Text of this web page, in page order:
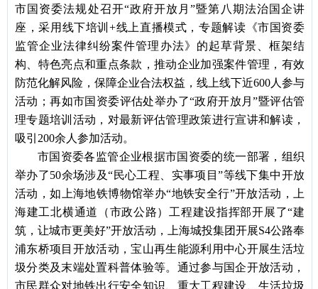
市国资委法规处召开“政府开放月”暨第八期法治国企讲
座 ，采用线下培训 +线上直播模式 ，专题解读 《市国资委
监管企业法律纠纷案件管理办法》的起草背景、框架结
构、特色亮点和重点条款 ，推动企业加强案件管理，有效
防范化解风险，保障企业合法权益 ，线上线下近600人参与
活动；再如市国资委评估处举办了“政府开放月”暨评估管
理专题培训 活动，对最新评估管理政策进行宣讲和解读，
吸引 200余 人参加活动。
市国资委各监管企业根据市国资委的统一部署，组织
举办了50余场涉及“民心工程、实事项目”等线下集中开放
活动 ，如 上海地铁博物馆举办“地铁安全行”开放活动，上
海建工北横通道（市政公路）工程建设指挥部开展了“建
筑，让城市更美好”开放活动，上海城投集团开展S4公路奉
浦东桥项目开放活动，宝山再生能源利用中心开展生活垃
圾分类及末端处置科普体验等。通过参与国企开放活动，
市民群众对地铁出行安全知识、重大工程建设、生活垃圾